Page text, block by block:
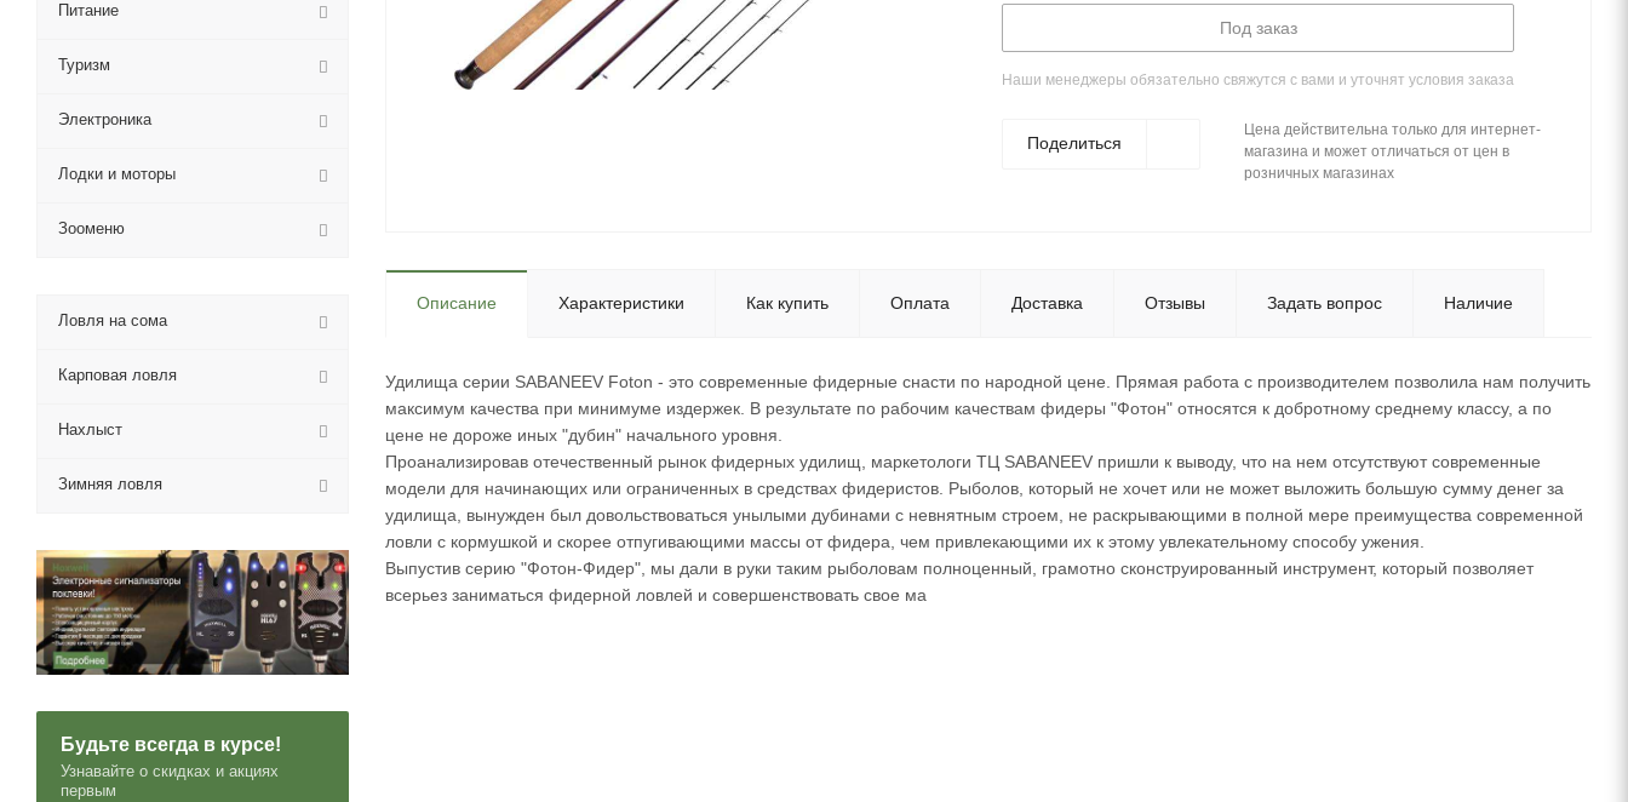
Под заказ
Наши менеджеры обязательно свяжутся с вами и уточнят условия заказа
Поделиться
Цена действительна только для интернет-
магазина и может отличаться от цен в
розничных магазинах
Описание Характеристики Как купить Оплата Доставка Отзывы Задать вопрос Наличие
Удилища серии SABANEEV Foton - это современные фидерные снасти по народной цене. Прямая работа с производителем позволила нам получить
максимум качества при минимуме издержек. В результате по рабочим качествам фидеры "Фотон" относятся к добротному среднему классу, а по
цене не дороже иных "дубин" начального уровня.
Проанализировав отечественный рынок фидерных удилищ, маркетологи ТЦ SABANEEV пришли к выводу, что на нем отсутствуют современные
модели для начинающих или ограниченных в средствах фидеристов. Рыболов, который не хочет или не может выложить большую сумму денег за
удилища, вынужден был довольствоваться унылыми дубинами с невнятным строем, не раскрывающими в полной мере преимущества современной
ловли с кормушкой и скорее отпугивающими массы от фидера, чем привлекающими их к этому увлекательному способу ужения.
Выпустив серию "Фотон-Фидер", мы дали в руки таким рыболовам полноценный, грамотно сконструированный инструмент, который позволяет
всерьез заниматься фидерной ловлей и совершенствовать свое ма
Питание
Туризм
Электроника
Лодки и моторы
Зооменю
Ловля на сома
Карповая ловля
Нахлыст
Зимняя ловля
Будьте всегда в курсе!
Узнавайте о скидках и акциях
первым